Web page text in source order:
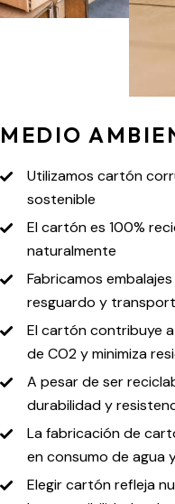
MEDIO
Utilizamos cartón
sostenible
El cartón es 100%
naturalmente
Fabricamos
resguardo y
El cartón contribuye
de CO2 y minimiza
A pesar de ser
durabilidad y
La fabricación de
en consumo de agua
Elegir cartón refleja